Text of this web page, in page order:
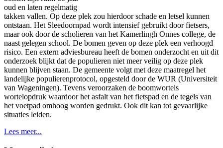
oud en laten regelmatig
takken vallen. Op deze plek zou hierdoor schade en letsel kunnen
ontstaan. Het Sleedoornpad wordt intensief gebruikt door fietsers,
maar ook door de scholieren van het Kamerlingh Onnes college, de
naast gelegen school. De bomen geven op deze plek een verhoogd
risico. Een extern adviesbureau heeft de bomen onderzocht en uit dit
onderzoek blijkt dat de populieren niet meer veilig op deze plek
kunnen blijven staan. De gemeente volgt met deze maatregel het
landelijke populierenprotocol, opgesteld door de WUR (Universiteit
van Wageningen). Tevens veroorzaken de boomwortels
wortelopdruk waardoor het asfalt van het fietspad en de tegels van
het voetpad omhoog worden gedrukt. Ook dit kan tot gevaarlijke
situaties leiden.
Lees meer...